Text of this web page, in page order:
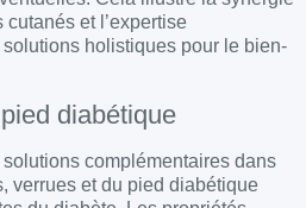
et l’expertise
holistiques pour le bien-
diabétique
solutions complémentaires dans
verrues et du pied diabétique